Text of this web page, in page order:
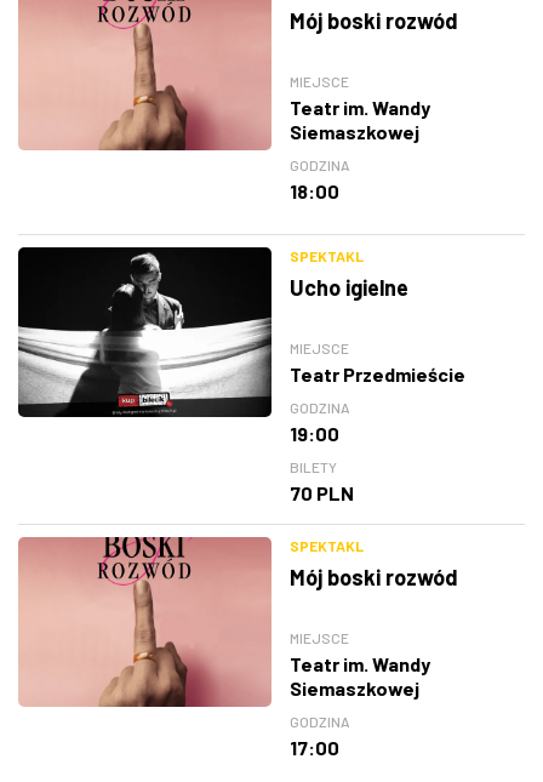
Mój boski rozwód
MIEJSCE
Teatr im. Wandy
Siemaszkowej
GODZINA
18:00
SPEKTAKL
Ucho igielne
MIEJSCE
Teatr Przedmieście
GODZINA
19:00
BILETY
70 PLN
SPEKTAKL
Mój boski rozwód
MIEJSCE
Teatr im. Wandy
Siemaszkowej
GODZINA
17:00